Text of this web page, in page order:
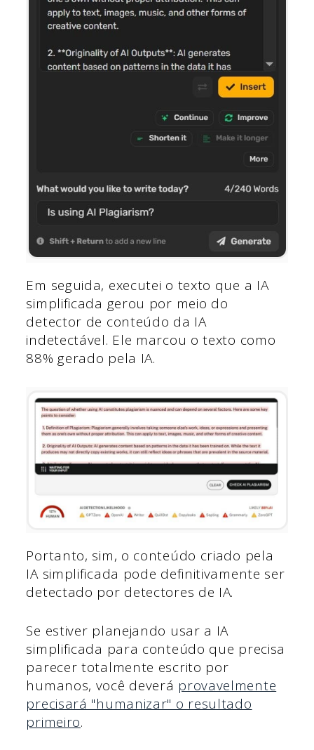
Em seguida, executei o texto que a IA
simplificada gerou por meio do
detector de conteúdo da IA
indetectável. Ele marcou o texto como
88% gerado pela IA.
Portanto, sim, o conteúdo criado pela
IA simplificada pode definitivamente ser
detectado por detectores de IA.
Se estiver planejando usar a IA
simplificada para conteúdo que precisa
parecer totalmente escrito por
humanos, você deverá provavelmente
precisará "humanizar" o resultado
primeiro.